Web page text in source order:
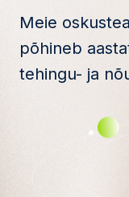
Meie
põhineb
tehingu- ja